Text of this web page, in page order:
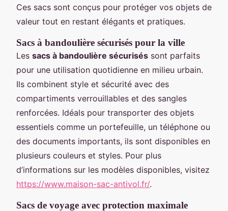
Ces sacs sont conçus pour protéger vos objets de
valeur tout en restant élégants et pratiques.
Sacs à bandoulière sécurisés pour la ville
Les sacs à bandoulière sécurisés sont parfaits
pour une utilisation quotidienne en milieu urbain.
Ils combinent style et sécurité avec des
compartiments verrouillables et des sangles
renforcées. Idéals pour transporter des objets
essentiels comme un portefeuille, un téléphone ou
des documents importants, ils sont disponibles en
plusieurs couleurs et styles. Pour plus
d’informations sur les modèles disponibles, visitez
https://www.maison-sac-antivol.fr/.
Sacs de voyage avec protection maximale